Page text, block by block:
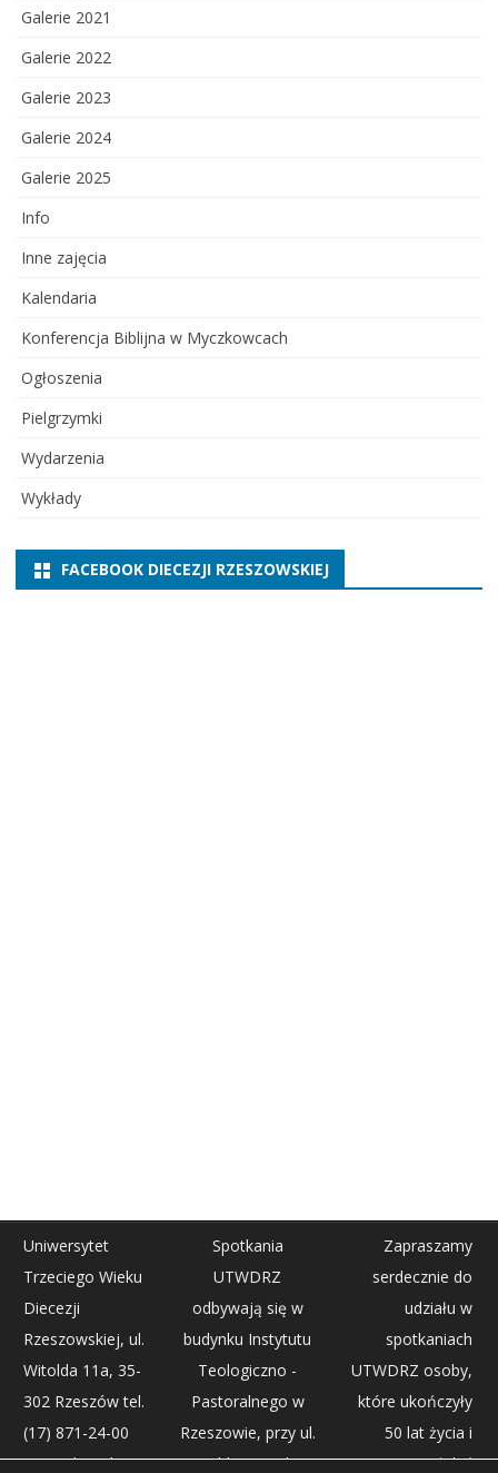
Galerie 2021
Galerie 2022
Galerie 2023
Galerie 2024
Galerie 2025
Info
Inne zajęcia
Kalendaria
Konferencja Biblijna w Myczkowcach
Ogłoszenia
Pielgrzymki
Wydarzenia
Wykłady
FACEBOOK DIECEZJI RZESZOWSKIEJ
Uniwersytet
Trzeciego Wieku
Diecezji
Rzeszowskiej, ul.
Witolda 11a, 35-
302 Rzeszów tel.
(17) 871-24-00
(centrala) tel. (17)
Spotkania
UTWDRZ
odbywają się w
budynku Instytutu
Teologiczno -
Pastoralnego w
Rzeszowie, przy ul.
Witolda 11A, dwa
Zapraszamy
serdecznie do
udziału w
spotkaniach
UTWDRZ osoby,
które ukończyły
50 lat życia i
pragną pogłębić